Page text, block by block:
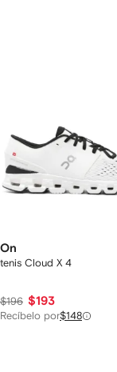
On
tenis Cloud X 4
$196 $193
Recíbelo por$148